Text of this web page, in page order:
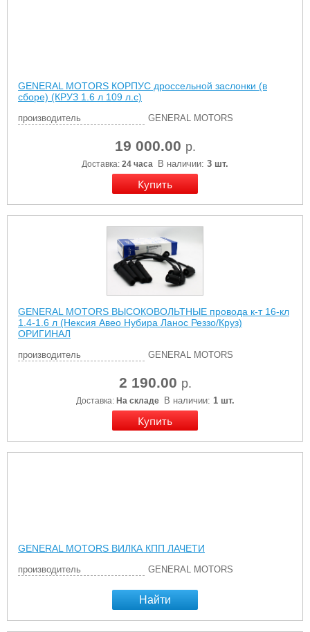
GENERAL MOTORS КОРПУС дроссельной заслонки (в
сборе) (КРУЗ 1.6 л 109 л.с)
производитель GENERAL MOTORS
19 000.00 р.
Доставка: 24 часа В наличии: 3 шт.
GENERAL MOTORS ВЫСОКОВОЛЬТНЫЕ провода к-т 16-кл
1.4-1.6 л (Нексия Авео Нубира Ланос Реззо/Круз)
ОРИГИНАЛ
производитель GENERAL MOTORS
2 190.00 р.
Доставка: На складе В наличии: 1 шт.
GENERAL MOTORS ВИЛКА КПП ЛАЧЕТИ
производитель GENERAL MOTORS
Найти